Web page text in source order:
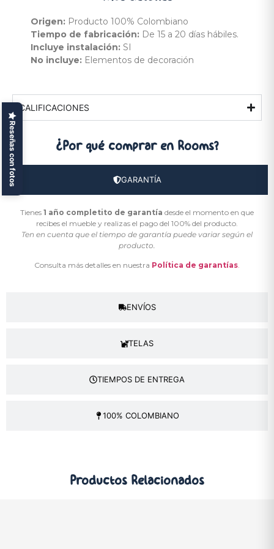
Origen: Producto 100% Colombiano
Tiempo de fabricación: De 15 a 20 días hábiles.
Incluye instalación: SI
No incluye: Elementos de decoración
CALIFICACIONES
¿Por qué comprar en Rooms?
GARANTÍA
ENVÍOS
TELAS
TIEMPOS DE ENTREGA
100% COLOMBIANO
Tienes 1 año completito de garantía desde el momento en que
recibes el mueble y realizas el pago del 100% del producto.
Ten en cuenta que el tiempo de garantía puede variar según el
producto.
Consulta más detalles en nuestra Política de garantías.
Productos Relacionados
Reseñas con fotos